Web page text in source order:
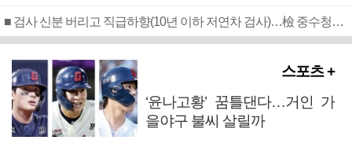
■ 검사 신분 버리고 직급하향(10년 이하 저연차 검사)…檢 중수청행 기피
스포츠 +
‘윤나고황’ 꿈틀댄다…거인 가
을야구 불씨 살릴까